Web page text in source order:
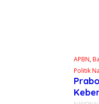
APBN,
Politik